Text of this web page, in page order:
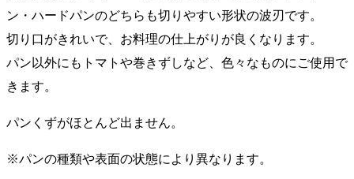
ン・ハードパンのどちらも切りやすい形状の波刃です。
切り口がきれいで、お料理の仕上がりが良くなります。
パン以外にもトマトや巻きずしなど、色々なものにご使用で
きます。
パンくずがほとんど出ません。
※パンの種類や表面の状態により異なります。